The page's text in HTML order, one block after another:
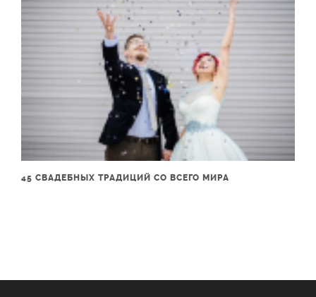
45 СВАДЕБНЫХ ТРАДИЦИЙ СО ВСЕГО МИРА